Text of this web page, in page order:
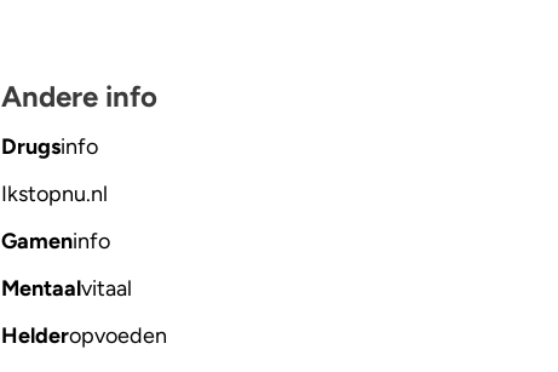
Andere info
Drugsinfo
Ikstopnu.nl
Gameninfo
Mentaalvitaal
Helderopvoeden